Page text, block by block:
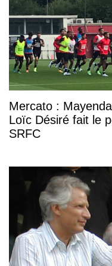
Mercato :
Loïc Désiré fait le
SRFC